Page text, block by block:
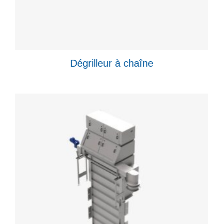
Dégrilleur à chaîne